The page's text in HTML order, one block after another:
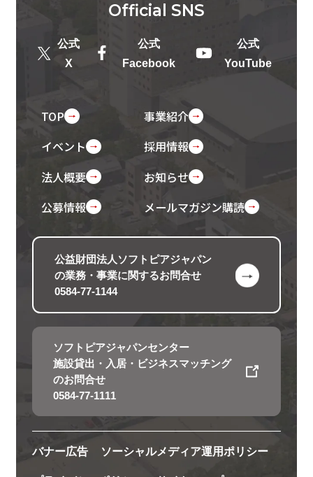
Official SNS
公式
X
公式
Facebook
公式
YouTube
TOP
事業紹介
イベント
採用情報
法人概要
お知らせ
公募情報
メールマガジン購読
公益財団法人ソフトピアジャパン
の業務・事業に関するお問合せ
0584-77-1144
ソフトピアジャパンセンター
施設貸出・入居・ビジネスマッチング
のお問合せ
0584-77-1111
バナー広告 ソーシャルメディア運用ポリシー